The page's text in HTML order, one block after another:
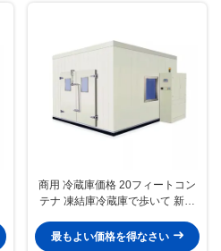
商用 冷蔵庫価格 20フィートコン
テナ 凍結庫冷蔵庫で歩いて 新鮮
最もよい価格を得なさい